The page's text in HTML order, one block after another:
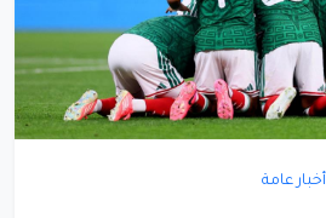
أخبار عامة